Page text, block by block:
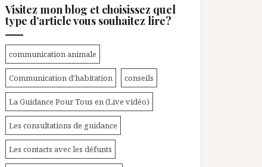
Visitez mon blog et choisissez quel
type d’article vous souhaitez lire?
communication animale
Communication d'habitation conseils
La Guidance Pour Tous en (Live vidéo)
Les consultations de guidance
Les contacts avec les défunts